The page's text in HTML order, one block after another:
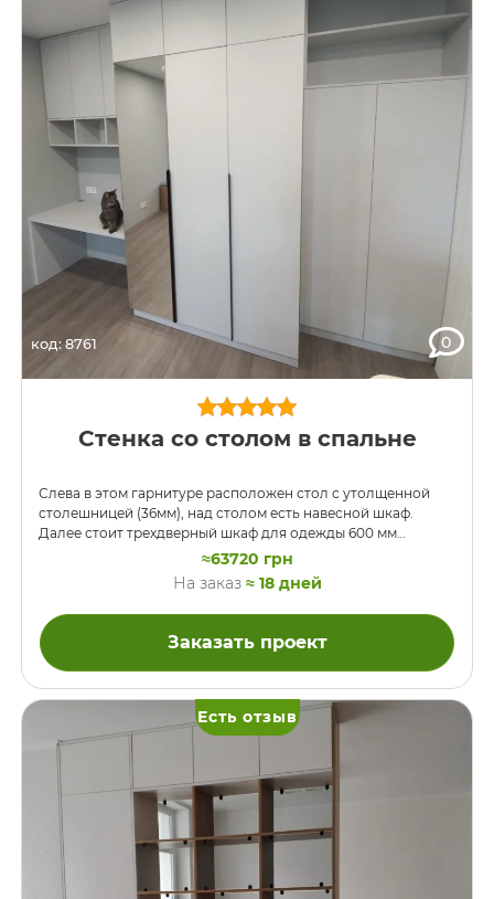
код: 8761 0
Стенка со столом в спальне
Слева в этом гарнитуре расположен стол с утолщенной
столешницей (36мм), над столом есть навесной шкаф.
Далее стоит трехдверный шкаф для одежды 600 мм
глубиной, чтобы плечики с вещами свободно размещались
поперек. Слева и до входной двери шкаф с меньшей
глубиной и без ручек на фасадах, чтобы помещалась когда
открытая входная дверь. На большом шкафу для одежды
есть профильные ручки, дверцы в остальных шкафах
открываются нажатием с помощью механизмов BLUM Tip-
On. ДСП-0191 SU Холодный Серый Кроноршпан.
≈63720 грн
На заказ ≈ 18 дней
Заказать проект
Есть отзыв